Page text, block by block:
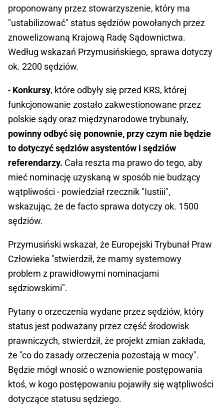
proponowany przez stowarzyszenie, który ma
"ustabilizować" status sędziów powołanych przez
znowelizowaną Krajową Radę Sądownictwa.
Według wskazań Przymusińskiego, sprawa dotyczy
ok. 2200 sędziów.
- Konkursy, które odbyły się przed KRS, której
funkcjonowanie zostało zakwestionowane przez
polskie sądy oraz międzynarodowe trybunały,
powinny odbyć się ponownie, przy czym nie będzie
to dotyczyć sędziów asystentów i sędziów
referendarzy. Cała reszta ma prawo do tego, aby
mieć nominację uzyskaną w sposób nie budzący
wątpliwości - powiedział rzecznik "Iustiii",
wskazując, że de facto sprawa dotyczy ok. 1500
sędziów.
Przymusiński wskazał, że Europejski Trybunał Praw
Człowieka "stwierdził, że mamy systemowy
problem z prawidłowymi nominacjami
sędziowskimi".
Pytany o orzeczenia wydane przez sędziów, który
status jest podważany przez część środowisk
prawniczych, stwierdził, że projekt zmian zakłada,
że "co do zasady orzeczenia pozostają w mocy".
Będzie mógł wnosić o wznowienie postępowania
ktoś, w kogo postępowaniu pojawiły się wątpliwości
dotyczące statusu sędziego.